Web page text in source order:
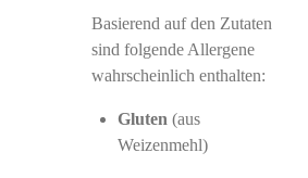
Basierend auf den Zutaten
sind folgende Allergene
wahrscheinlich enthalten:
Gluten (aus
Weizenmehl)